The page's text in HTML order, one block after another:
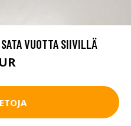
VUOTTA SIIVILLÄ